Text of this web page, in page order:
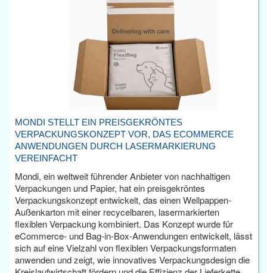
MONDI STELLT EIN PREISGEKRÖNTES
VERPACKUNGSKONZEPT VOR, DAS ECOMMERCE
ANWENDUNGEN DURCH LASERMARKIERUNG
VEREINFACHT
Mondi, ein weltweit führender Anbieter von nachhaltigen
Verpackungen und Papier, hat ein preisgekröntes
Verpackungskonzept entwickelt, das einen Wellpappen-
Außenkarton mit einer recycelbaren, lasermarkierten
flexiblen Verpackung kombiniert. Das Konzept wurde für
eCommerce- und Bag-in-Box-Anwendungen entwickelt, lässt
sich auf eine Vielzahl von flexiblen Verpackungsformaten
anwenden und zeigt, wie innovatives Verpackungsdesign die